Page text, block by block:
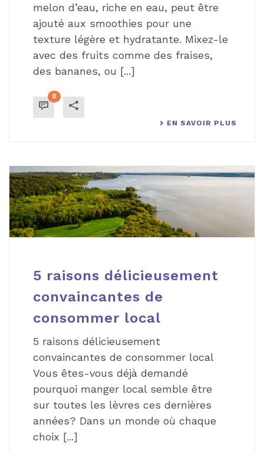
melon d’eau, riche en eau, peut être
ajouté aux smoothies pour une
texture légère et hydratante. Mixez-le
avec des fruits comme des fraises,
des bananes, ou [...]
0
EN SAVOIR PLUS
5 raisons délicieusement
convaincantes de
consommer local
5 raisons délicieusement
convaincantes de consommer local
Vous êtes-vous déjà demandé
pourquoi manger local semble être
sur toutes les lèvres ces dernières
années? Dans un monde où chaque
choix [...]